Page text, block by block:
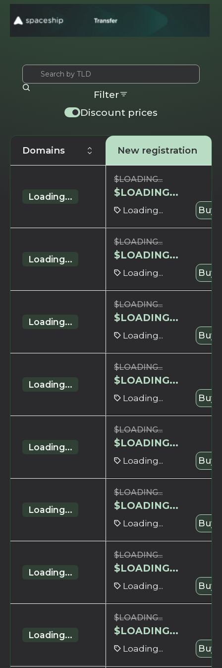
Discount prices
Filter
Domains New registration
Loading...
$LOADING...
$LOADING...
Loading... Buy
Loading...
$LOADING...
$LOADING...
Loading... Buy
Loading...
$LOADING...
$LOADING...
Loading... Buy
Loading...
$LOADING...
$LOADING...
Loading... Buy
Loading...
$LOADING...
$LOADING...
Loading... Buy
Loading...
$LOADING...
$LOADING...
Loading... Buy
Loading...
$LOADING...
$LOADING...
Loading... Buy
Loading...
$LOADING...
$LOADING...
Loading... Buy